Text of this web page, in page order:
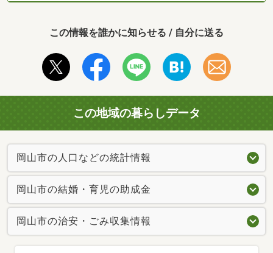
この情報を誰かに知らせる / 自分に送る
この地域の暮らしデータ
岡山市の人口などの統計情報
岡山市の結婚・育児の助成金
岡山市の治安・ごみ収集情報